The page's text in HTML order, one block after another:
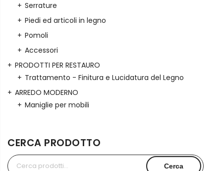
Serrature
Piedi ed articoli in legno
Pomoli
Accessori
PRODOTTI PER RESTAURO
Trattamento - Finitura e Lucidatura del Legno
ARREDO MODERNO
Maniglie per mobili
CERCA PRODOTTO
Cerca:Cerca